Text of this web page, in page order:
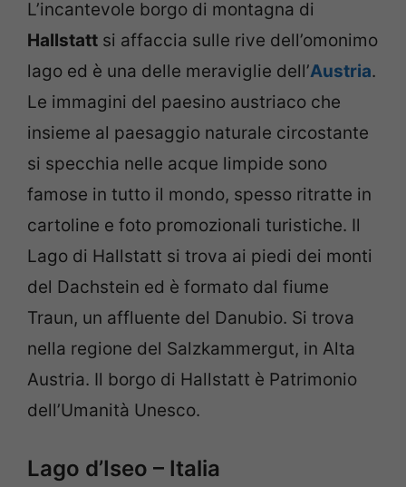
L’incantevole borgo di montagna di
Hallstatt si affaccia sulle rive dell’omonimo
lago ed è una delle meraviglie dell’Austria.
Le immagini del paesino austriaco che
insieme al paesaggio naturale circostante
si specchia nelle acque limpide sono
famose in tutto il mondo, spesso ritratte in
cartoline e foto promozionali turistiche. Il
Lago di Hallstatt si trova ai piedi dei monti
del Dachstein ed è formato dal fiume
Traun, un affluente del Danubio. Si trova
nella regione del Salzkammergut, in Alta
Austria. Il borgo di Hallstatt è Patrimonio
dell’Umanità Unesco.
Lago d’Iseo – Italia